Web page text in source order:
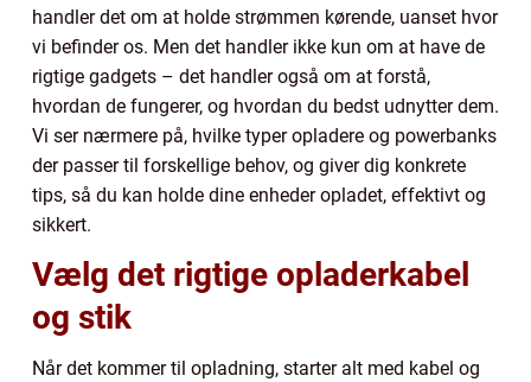
handler det om at holde strømmen kørende, uanset hvor
vi befinder os. Men det handler ikke kun om at have de
rigtige gadgets – det handler også om at forstå,
hvordan de fungerer, og hvordan du bedst udnytter dem.
Vi ser nærmere på, hvilke typer opladere og powerbanks
der passer til forskellige behov, og giver dig konkrete
tips, så du kan holde dine enheder opladet, effektivt og
sikkert.
Vælg det rigtige opladerkabel
og stik
Når det kommer til opladning, starter alt med kabel og